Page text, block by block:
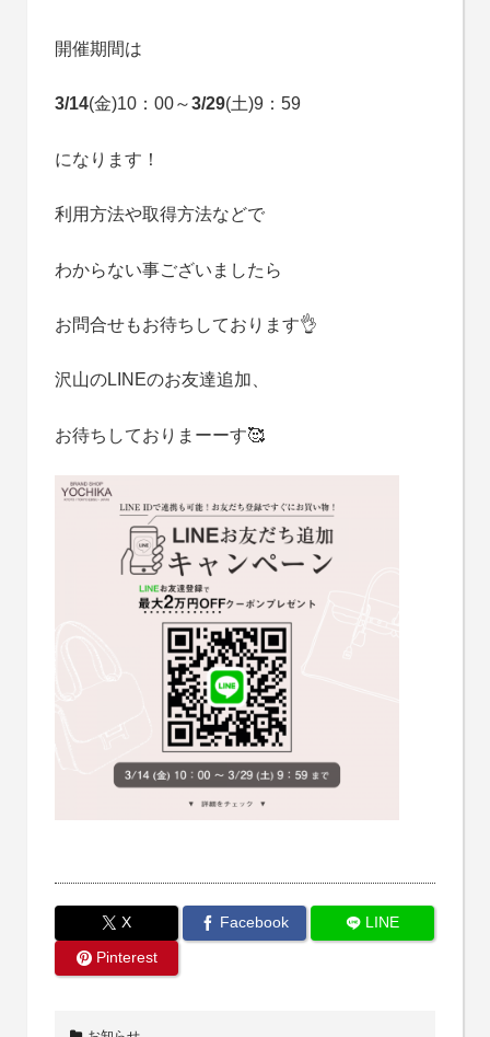
開催期間は
3/14(金)10：00～3/29(土)9：59
になります！
利用方法や取得方法などで
わからない事ございましたら
お問合せもお待ちしております👌
沢山のLINEのお友達追加、
お待ちしておりまーーす🥰
X Facebook
LINE
Pinterest